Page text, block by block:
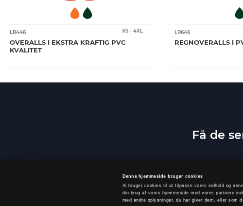
Denne hjemmeside bruger cookies
Vi bruger cookies til at tilpasse vores indhold og
din brug af vores hjemmeside med vores partnere
med andre oplysninger, du har givet dem, eller som
LR446
OVERALLS I EKSTRA KRAFTIG PVC
KVALITET
XS - 4XL LR646
REGNOVERALLS I
Få de